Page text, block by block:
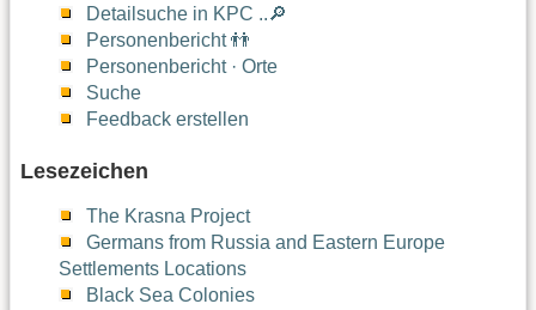
Detailsuche in KPC ..🔎
Personenbericht 👬
Personenbericht · Orte
Suche
Feedback erstellen
Lesezeichen
The Krasna Project
Germans from Russia and Eastern Europe
Settlements Locations
Black Sea Colonies